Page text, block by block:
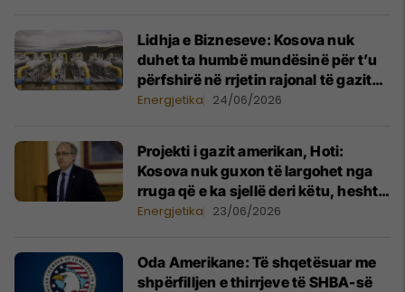
Lidhja e Bizneseve: Kosova nuk
duhet ta humbë mundësinë për t’u
përfshirë në rrjetin rajonal të gazit
natyror
Energjetika 24/06/2026
Projekti i gazit amerikan, Hoti:
Kosova nuk guxon të largohet nga
rruga që e ka sjellë deri këtu, heshtja
nuk është opsion
Energjetika 23/06/2026
Oda Amerikane: Të shqetësuar me
shpërfilljen e thirrjeve të SHBA-së